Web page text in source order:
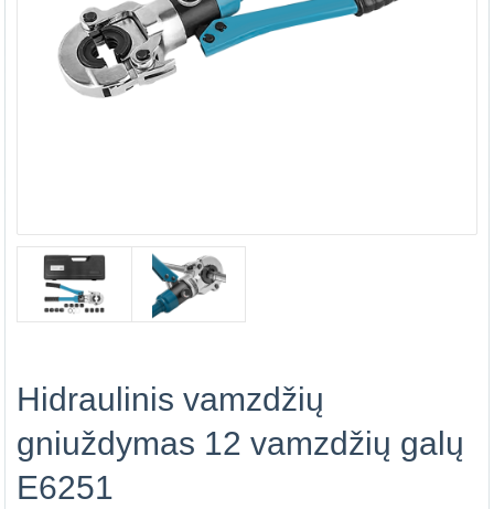
Hidraulinis vamzdžių
gniuždymas 12 vamzdžių galų
E6251